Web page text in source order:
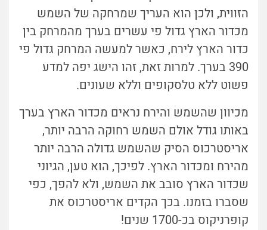
הזווית, ולכן הוא העריך שמרחקה של השמש
מכדור הארץ גדול פי עשרים בערך מהמרחק בין
כדור הארץ לירח, כאשר למעשה המרחק גדול פי
390 בערך. למרות זאת, זהו הישג יפה למדע
פשוט ללא טלסקופים וללא שעונים.
מכיוון שהשמש והירח נראים מכדור הארץ בערך
באותו גודל אולם השמש רחוקה הרבה יותר,
אריסטרכוס הסיק שהשמש גדולה הרבה יותר
מהירח ומכדור הארץ. לפיכך, הוא טען, הגיוני
שכדור הארץ סובב את השמש, ולא להפך, כפי
שסברו בזמנו. בכך הקדים אריסטרכוס את
קופרניקוס בכ-1700 שנים!